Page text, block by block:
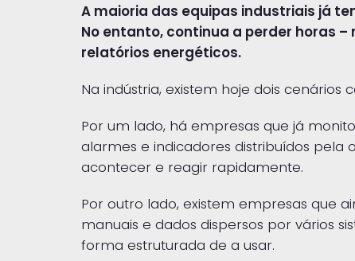
A maioria das equipas industriais já
No entanto, continua a perder horas
relatórios energéticos.
Na indústria, existem hoje dois cenários
Por um lado, há empresas que já
alarmes e indicadores distribuídos pela
acontecer e reagir rapidamente.
Por outro lado, existem empresas que
manuais e dados dispersos por vários
forma estruturada de a usar.